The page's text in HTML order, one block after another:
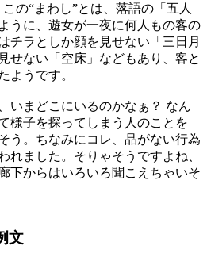
の“まわし”とは、落語の「五人
うに、遊女が一夜に何人もの客の
チラとしか顔を見せない「三日月
せない「空床」などもあり、客と
ようです。
いまどこにいるのかなぁ？ なん
様子を探ってしまう人のことを
う。ちなみにコレ、品がない行為
れました。そりゃそうですよね、
下からはいろいろ聞こえちゃいそ
文